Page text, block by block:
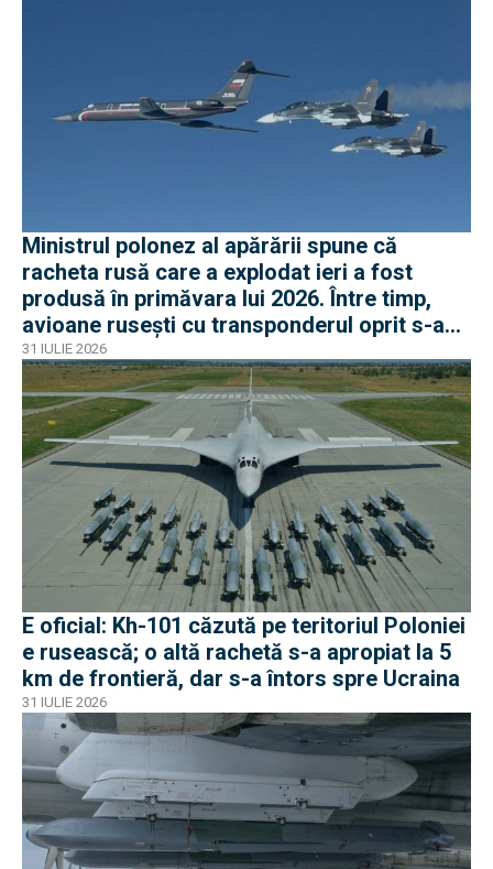
Ministrul polonez al apărării spune că
racheta rusă care a explodat ieri a fost
produsă în primăvara lui 2026. Între timp,
avioane rusești cu transponderul oprit s-au
apropiat de frontiera Poloniei
31 IULIE 2026
E oficial: Kh-101 căzută pe teritoriul Poloniei
e rusească; o altă rachetă s-a apropiat la 5
km de frontieră, dar s-a întors spre Ucraina
31 IULIE 2026